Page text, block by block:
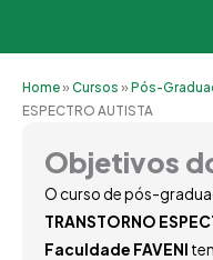
Home»Cursos »Pós-
ESPECTRO AUTISTA
Objetivos
O curso de pós-
TRANSTORNO
Faculdade FAVENI